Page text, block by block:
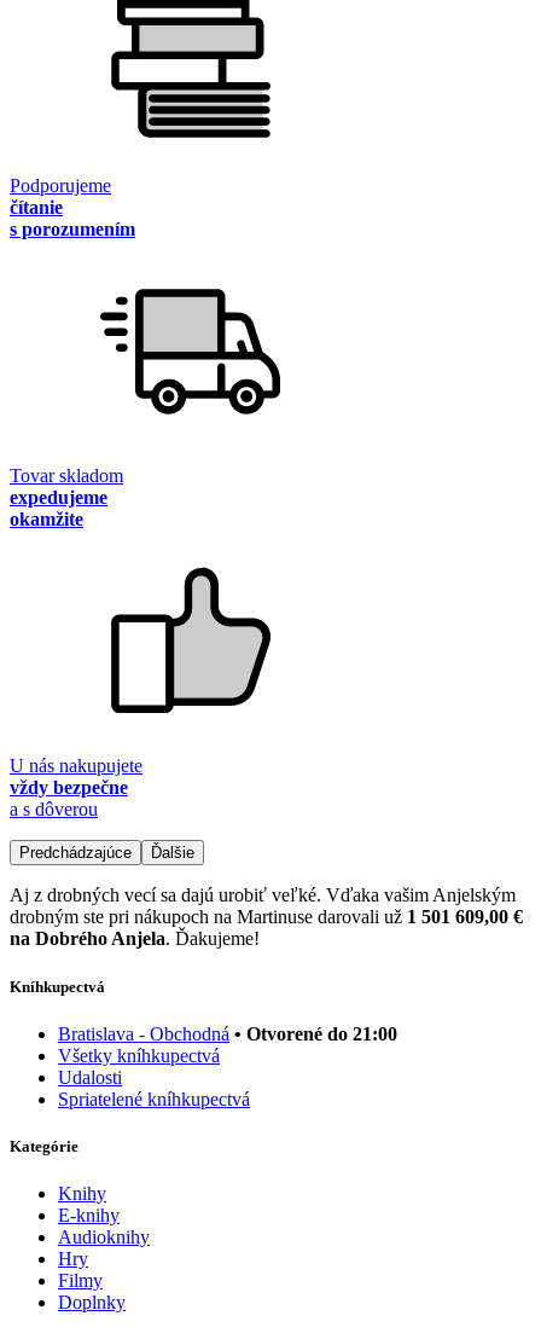
Podporujeme
čítanie
s porozumením
Tovar skladom
expedujeme
okamžite
U nás nakupujete
vždy bezpečne
a s dôverou
Predchádzajúce Ďalšie
Aj z drobných vecí sa dajú urobiť veľké. Vďaka vašim Anjelským
drobným ste pri nákupoch na Martinuse darovali už 1 501 609,00 €
na Dobrého Anjela. Ďakujeme!
Kníhkupectvá
Bratislava - Obchodná • Otvorené do 21:00
Všetky kníhkupectvá
Udalosti
Spriatelené kníhkupectvá
Kategórie
Knihy
E-knihy
Audioknihy
Hry
Filmy
Doplnky